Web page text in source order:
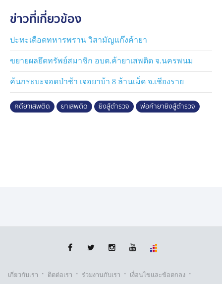
ข่าวที่เกี่ยวข้อง
ปะทะเดือดทหารพราน วิสามัญแก๊งค้ายา
ขยายผลยึดทรัพย์สมาชิก อบต.ค้ายาเสพติด จ.นครพนม
ค้นกระบะจอดป่าช้า เจอยาบ้า 8 ล้านเม็ด จ.เชียงราย
คดียาเสพติด ยาเสพติด ยิงสู้ตำรวจ พ่อค้ายายิงสู้ตำรวจ
เกี่ยวกับเรา · ติตต่อเรา · ร่วมงานกับเรา · เงื่อนไขและข้อตกลง ·